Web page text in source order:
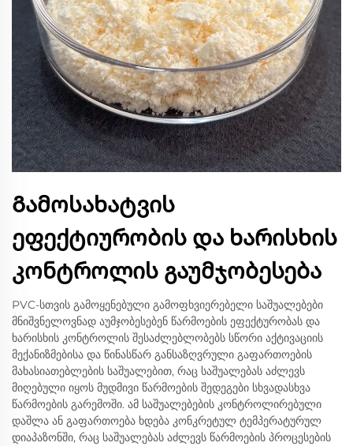
Გამოსახატვის
ეფექტიურობის და ხარისხის
კონტროლის გაუმჯობესება
PVC-სთვის გამოყენებული გამოფხვიერებელი საშუალებები
მნიშვნელოვნად აუმჯობესებენ წარმოების ეფექტურობას და
ხარისხის კონტროლის შესაძლებლობებს სწორი აქტივაციის
მექანიზმებისა და წინასწარ განსაზღვრული გაფართოების
მახასიათებლების საშუალებით, რაც საშუალებას აძლევს
მიღებული იყოს მუდმივი წარმოების შედეგები სხვადასხვა
წარმოების გარემოში. ამ საშუალებების კონტროლირებული
დაშლა ან გაფართოება ხდება კონკრეტულ ტემპერატურულ
დიაპაზონში, რაც საშუალებას აძლევს წარმოების პროცესების